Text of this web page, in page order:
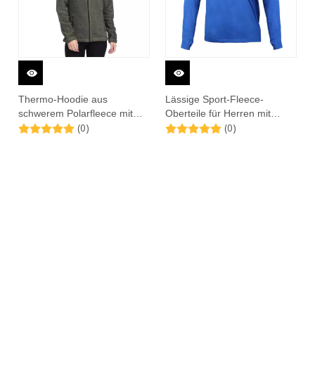
Thermo-Hoodie aus
schwerem Polarfleece mit
durchgehendem
(0)
Lässige Sport-Fleece-
Oberteile für Herren mit
halbem Reißverschluss und
(0)